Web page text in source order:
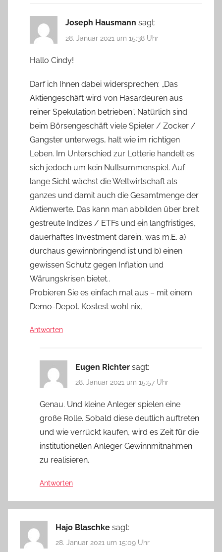
Joseph Hausmann sagt:
28. Januar 2021 um 15:38 Uhr
Hallo Cindy!
Darf ich Ihnen dabei widersprechen: „Das
Aktiengeschäft wird von Hasardeuren aus
reiner Spekulation betrieben“. Natürlich sind
beim Börsengeschäft viele Spieler / Zocker /
Gangster unterwegs, halt wie im richtigen
Leben. Im Unterschied zur Lotterie handelt es
sich jedoch um kein Nullsummenspiel. Auf
lange Sicht wächst die Weltwirtschaft als
ganzes und damit auch die Gesamtmenge der
Aktienwerte. Das kann man abbilden über breit
gestreute Indizes / ETFs und ein langfristiges,
dauerhaftes Investment darein, was m.E. a)
durchaus gewinnbringend ist und b) einen
gewissen Schutz gegen Inflation und
Wärungskrisen bietet..
Probieren Sie es einfach mal aus – mit einem
Demo-Depot. Kostest wohl nix,
Antworten
Eugen Richter sagt:
28. Januar 2021 um 15:57 Uhr
Genau. Und kleine Anleger spielen eine
große Rolle. Sobald diese deutlich auftreten
und wie verrückt kaufen, wird es Zeit für die
institutionellen Anleger Gewinnmitnahmen
zu realisieren.
Antworten
Hajo Blaschke sagt:
28. Januar 2021 um 15:09 Uhr